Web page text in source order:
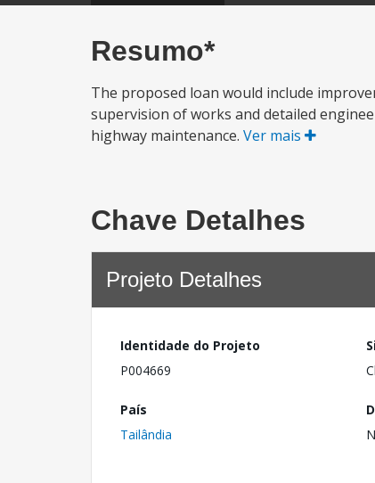
Resumo*
The proposed loan would include
supervision of works and detailed
highway maintenance. Ver mais
Chave Detalhes
Projeto Detalhes
Identidade do Projeto
P004669
País
Tailândia